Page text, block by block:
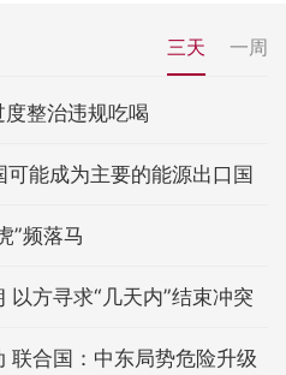
三天 一周
整治违规吃喝
能成为主要的能源出口国
”频落马
以方寻求“几天内”结束冲突
联合国：中东局势危险升级